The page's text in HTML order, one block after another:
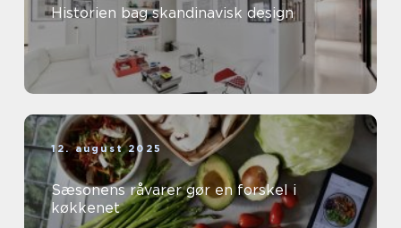
Historien bag skandinavisk design
12. august 2025
Sæsonens råvarer gør en forskel i
køkkenet